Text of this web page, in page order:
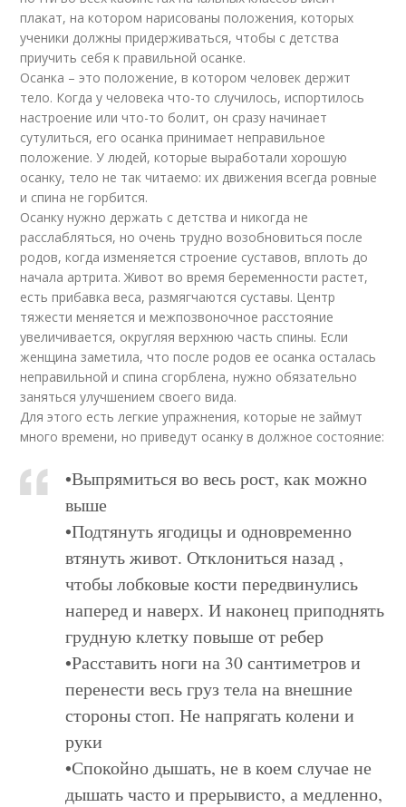
плакат, на котором нарисованы положения, которых
ученики должны придерживаться, чтобы с детства
приучить себя к правильной осанке.
Осанка – это положение, в котором человек держит
тело. Когда у человека что-то случилось, испортилось
настроение или что-то болит, он сразу начинает
сутулиться, его осанка принимает неправильное
положение. У людей, которые выработали хорошую
осанку, тело не так читаемо: их движения всегда ровные
и спина не горбится.
Осанку нужно держать с детства и никогда не
расслабляться, но очень трудно возобновиться после
родов, когда изменяется строение суставов, вплоть до
начала артрита. Живот во время беременности растет,
есть прибавка веса, размягчаются суставы. Центр
тяжести меняется и межпозвоночное расстояние
увеличивается, округляя верхнюю часть спины. Если
женщина заметила, что после родов ее осанка осталась
неправильной и спина сгорблена, нужно обязательно
заняться улучшением своего вида.
Для этого есть легкие упражнения, которые не займут
много времени, но приведут осанку в должное состояние:
•Выпрямиться во весь рост, как можно
выше
•Подтянуть ягодицы и одновременно
втянуть живот. Отклониться назад ,
чтобы лобковые кости передвинулись
наперед и наверх. И наконец приподнять
грудную клетку повыше от ребер
•Расставить ноги на 30 сантиметров и
перенести весь груз тела на внешние
стороны стоп. Не напрягать колени и
руки
•Спокойно дышать, не в коем случае не
дышать часто и прерывисто, а медленно,